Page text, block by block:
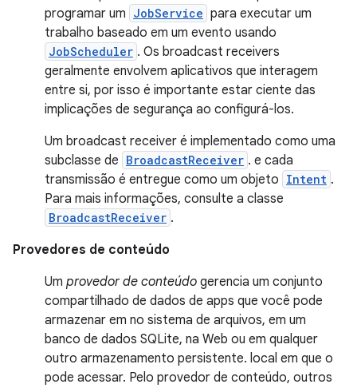
programar um JobService para executar um
trabalho baseado em um evento usando
JobScheduler . Os broadcast receivers
geralmente envolvem aplicativos que interagem
entre si, por isso é importante estar ciente das
implicações de segurança ao configurá-los.
Um broadcast receiver é implementado como uma
subclasse de BroadcastReceiver . e cada
transmissão é entregue como um objeto Intent .
Para mais informações, consulte a classe
BroadcastReceiver .
Provedores de conteúdo
Um provedor de conteúdo gerencia um conjunto
compartilhado de dados de apps que você pode
armazenar em no sistema de arquivos, em um
banco de dados SQLite, na Web ou em qualquer
outro armazenamento persistente. local em que o
pode acessar. Pelo provedor de conteúdo, outros